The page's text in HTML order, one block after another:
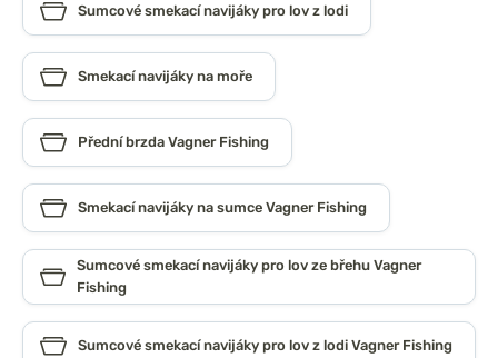
Sumcové smekací navijáky pro lov z lodi
Smekací navijáky na moře
Přední brzda Vagner Fishing
Smekací navijáky na sumce Vagner Fishing
Sumcové smekací navijáky pro lov ze břehu Vagner
Fishing
Sumcové smekací navijáky pro lov z lodi Vagner Fishing